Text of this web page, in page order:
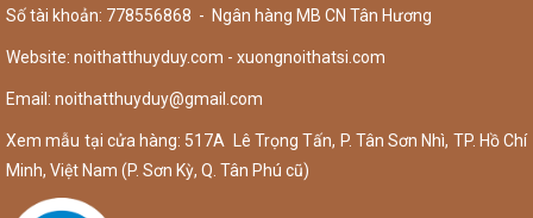
Số tài khoản: 778556868 - Ngân hàng MB CN Tân Hương
Website: noithatthuyduy.com - xuongnoithatsi.com
Email: noithatthuyduy@gmail.com
Xem mẫu tại cửa hàng: 517A Lê Trọng Tấn, P. Tân Sơn Nhì, TP. Hồ Chí
Minh, Việt Nam (P. Sơn Kỳ, Q. Tân Phú cũ)